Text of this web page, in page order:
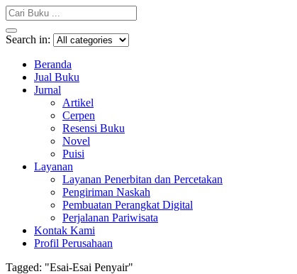
Search in:
Beranda
Jual Buku
Jurnal
Artikel
Cerpen
Resensi Buku
Novel
Puisi
Layanan
Layanan Penerbitan dan Percetakan
Pengiriman Naskah
Pembuatan Perangkat Digital
Perjalanan Pariwisata
Kontak Kami
Profil Perusahaan
Tagged: "Esai-Esai Penyair"